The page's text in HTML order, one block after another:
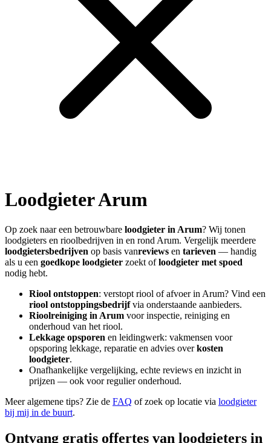
LoodgieterArum
Op zoek naar een betrouwbare loodgieter in Arum? Wij tonen
loodgieters en rioolbedrijven in en rond Arum. Vergelijk meerdere
loodgietersbedrijven op basis vanreviews en tarieven — handig
als u een goedkope loodgieter zoekt ofloodgieter met spoed
nodig hebt.
Riool ontstoppen: verstopt riool of afvoer in Arum? Vind een
riool ontstoppingsbedrijfvia onderstaande aanbieders.
Rioolreiniging in Arum voor inspectie, reiniging en
onderhoud van het riool.
Lekkage opsporen en leidingwerk: vakmensen voor
opsporing lekkage, reparatie en advies overkosten
loodgieter.
Onafhankelijke vergelijking, echte reviews en inzicht in
prijzen — ook voor regulier onderhoud.
Meer algemene tips? Zie de FAQ of zoek op locatie via loodgieter
bij mij in de buurt.
Ontvang gratis offertes van loodgieters in